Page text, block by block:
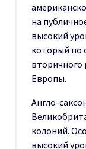
на
высокий
который по
вторичного
Европы.
Англо-
колоний.
высокий